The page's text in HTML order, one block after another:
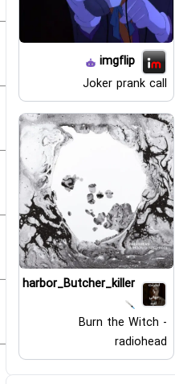
imgflip
Joker prank call
harbor_Butcher_killer
Burn the Witch -
radiohead